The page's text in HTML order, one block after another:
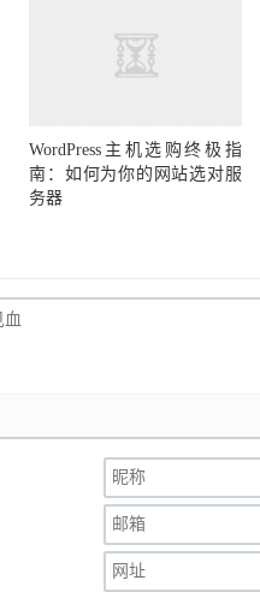
WordPress主机选购终极指
南：如何为你的网站选对服
务器